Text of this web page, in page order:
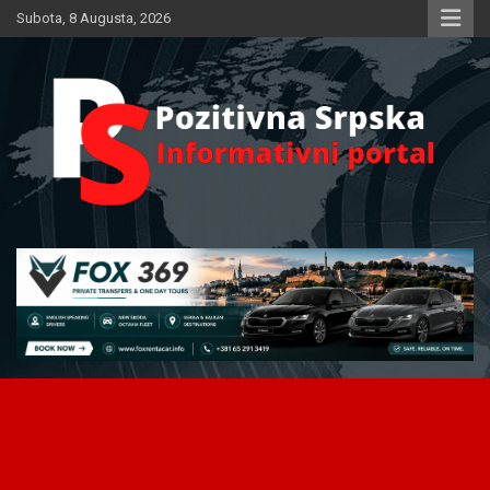
Skip
to
Subota, 8 Augusta, 2026
Pozitivna Srpska